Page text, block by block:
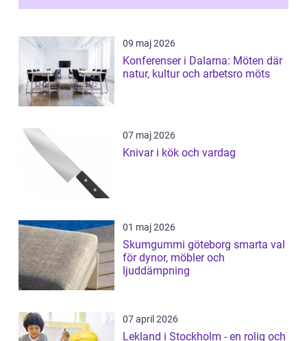
09 maj 2026
Konferenser i Dalarna: Möten där
natur, kultur och arbetsro möts
07 maj 2026
Knivar i kök och vardag
01 maj 2026
Skumgummi göteborg smarta val
för dynor, möbler och
ljuddämpning
07 april 2026
Lekland i Stockholm - en rolig och